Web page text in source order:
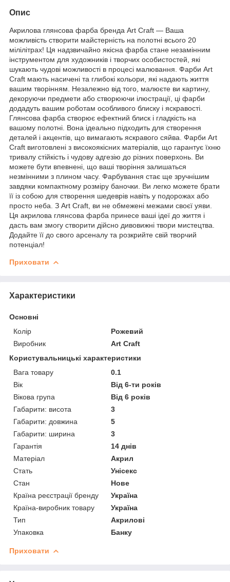
Опис
Акрилова глянсова фарба бренда Art Craft — Ваша
можливість створити майстерність на полотні всього 20
мілілітрах! Ця надзвичайно якісна фарба стане незамінним
інструментом для художників і творчих особистостей, які
шукають чудові можливості в процесі малювання. Фарби Art
Craft мають насичені та глибокі кольори, які надають життя
вашим творінням. Незалежно від того, малюєте ви картину,
декоруючи предмети або створюючи ілюстрації, ці фарби
додадуть вашим роботам особливого блиску і яскравості.
Глянсова фарба створює ефектний блиск і гладкість на
вашому полотні. Вона ідеально підходить для створення
деталей і акцентів, що вимагають яскравого сяйва. Фарби Art
Craft виготовлені з високоякісних матеріалів, що гарантує їхню
тривалу стійкість і чудову адгезію до різних поверхонь. Ви
можете бути впевнені, що ваші творіння залишаться
незмінними з плином часу. Фарбування стає ще зручнішим
завдяки компактному розміру баночки. Ви легко можете брати
її із собою для створення шедеврів навіть у подорожах або
просто неба. З Art Craft, ви не обмежені межами своєї уяви.
Ця акрилова глянсова фарба принесе ваші ідеї до життя і
дасть вам змогу створити дійсно дивовижні твори мистецтва.
Додайте її до свого арсеналу та розкрийте свій творчий
потенціал!
Приховати
Характеристики
Основні
Колір
Рожевий
Виробник
Art Craft
Користувальницькі характеристики
Вага товару
0.1
Вік
Від 6-ти років
Вікова група
Від 6 років
Габарити: висота
3
Габарити: довжина
5
Габарити: ширина
3
Гарантія
14 днів
Матеріал
Акрил
Стать
Унісекс
Стан
Нове
Країна реєстрації бренду
Україна
Країна-виробник товару
Україна
Тип
Акрилові
Упаковка
Банку
Приховати